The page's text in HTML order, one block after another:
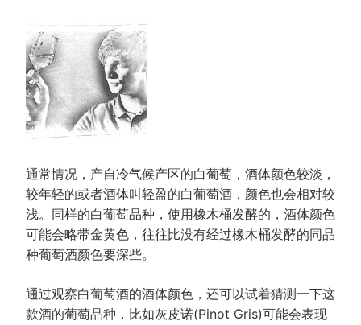
通常情况，产自冷气候产区的白葡萄，酒体颜色较淡，
较年轻的或者酒体叫轻盈的白葡萄酒，颜色也会相对较
浅。同样的白葡萄品种，使用橡木桶发酵的，酒体颜色
可能会略带金黄色，往往比没有经过橡木桶发酵的同品
种葡萄酒颜色要深些。
通过观察白葡萄酒的酒体颜色，还可以试着猜测一下这
款酒的葡萄品种，比如灰皮诺(Pinot Gris)可能会表现